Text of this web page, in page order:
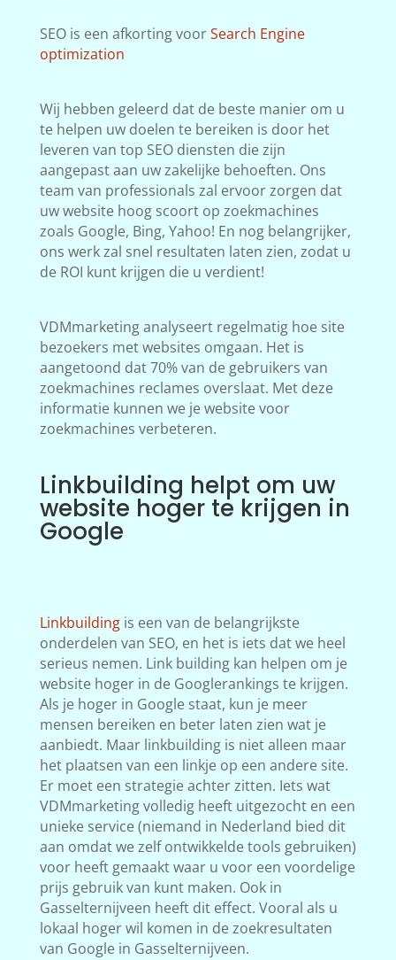
SEO is een afkorting voorSearch Engine
optimization
Wij hebben geleerd dat de beste manier om u
te helpen uw doelen te bereiken is door het
leveren van top SEO diensten die zijn
aangepast aan uw zakelijke behoeften. Ons
team van professionals zal ervoor zorgen dat
uw website hoog scoort op zoekmachines
zoals Google, Bing, Yahoo! En nog belangrijker,
ons werk zal snel resultaten laten zien, zodat u
de ROI kunt krijgen die u verdient!
VDMmarketing analyseert regelmatig hoe site
bezoekers met websites omgaan. Het is
aangetoond dat 70% van de gebruikers van
zoekmachines reclames overslaat. Met deze
informatie kunnen we je website voor
zoekmachines verbeteren.
Linkbuilding helpt om uw
website hoger te krijgen in
Google
Linkbuildingis een van de belangrijkste
onderdelen van SEO, en het is iets dat we heel
serieus nemen. Link building kan helpen om je
website hoger in de Googlerankings te krijgen.
Als je hoger in Google staat, kun je meer
mensen bereiken en beter laten zien wat je
aanbiedt. Maar linkbuilding is niet alleen maar
het plaatsen van een linkje op een andere site.
Er moet een strategie achter zitten. Iets wat
VDMmarketing volledig heeft uitgezocht en een
unieke service (niemand in Nederland bied dit
aan omdat we zelf ontwikkelde tools gebruiken)
voor heeft gemaakt waar u voor een voordelige
prijs gebruik van kunt maken. Ook in
Gasselternijveen heeft dit effect. Vooral als u
lokaal hoger wil komen in de zoekresultaten
van Google in Gasselternijveen.